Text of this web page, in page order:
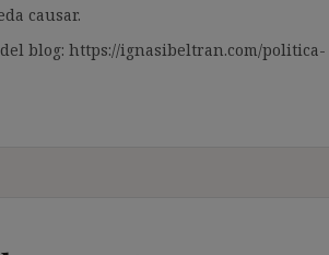
causar.
blog: https://ignasibeltran.com/politica-